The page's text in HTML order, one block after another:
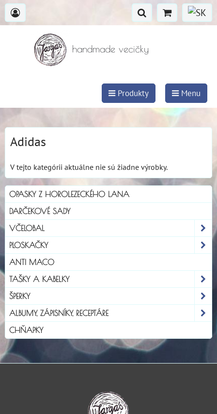
handmade vecičky
Produkty Menu
Adidas
V tejto kategórii aktuálne nie sú žiadne výrobky.
OPASKY Z HOROLEZECKÉHO LANA
DARČEKOVÉ SADY
VČELOBAL
PLOSKAČKY
ANTI MACO
TAŠKY A KABELKY
ŠPERKY
ALBUMY, ZÁPISNÍKY, RECEPTÁRE
CHŇAPKY